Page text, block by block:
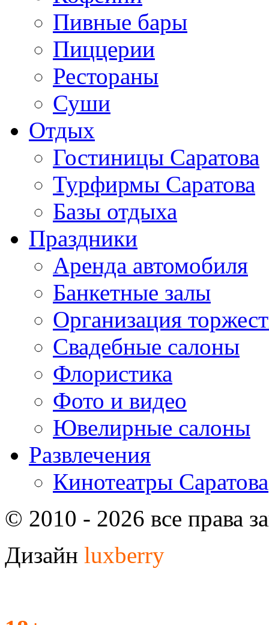
Пивные бары
Пиццерии
Рестораны
Суши
Отдых
Гостиницы Саратова
Турфирмы Саратова
Базы отдыха
Праздники
Аренда автомобиля
Банкетные залы
Организация
Свадебные салоны
Флористика
Фото и видео
Ювелирные салоны
Развлечения
Кинотеатры Саратова
© 2010 - 2026 все права
Дизайн luxberry